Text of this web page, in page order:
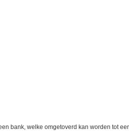
bank, welke omgetoverd kan worden tot